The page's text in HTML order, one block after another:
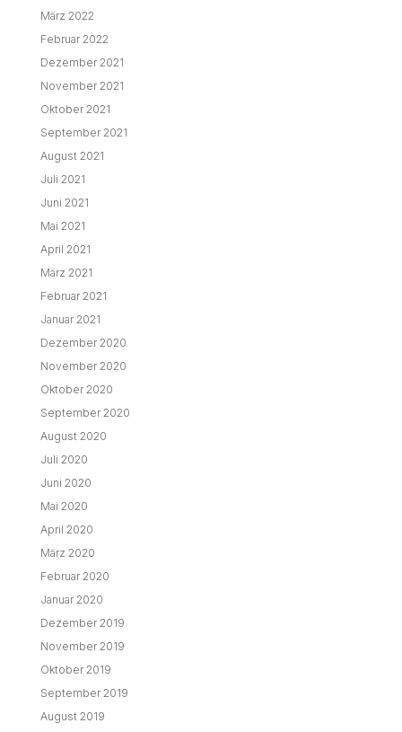
März 2022
Februar 2022
Dezember 2021
November 2021
Oktober 2021
September 2021
August 2021
Juli 2021
Juni 2021
Mai 2021
April 2021
März 2021
Februar 2021
Januar 2021
Dezember 2020
November 2020
Oktober 2020
September 2020
August 2020
Juli 2020
Juni 2020
Mai 2020
April 2020
März 2020
Februar 2020
Januar 2020
Dezember 2019
November 2019
Oktober 2019
September 2019
August 2019